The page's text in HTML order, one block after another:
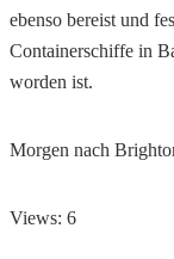
ebenso bereist und
Containerschiffe in
worden ist.
Morgen nach
Views: 6